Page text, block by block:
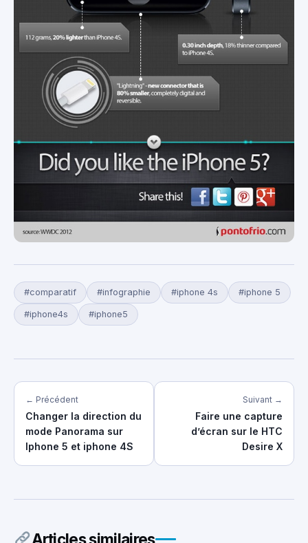
#comparatif #infographie #iphone 4s #iphone 5
#iphone4s #iphone5
← Précédent
Changer la direction du
mode Panorama sur
Iphone 5 et iphone 4S
Suivant →
Faire une capture
d’écran sur le HTC
Desire X
Articles similaires